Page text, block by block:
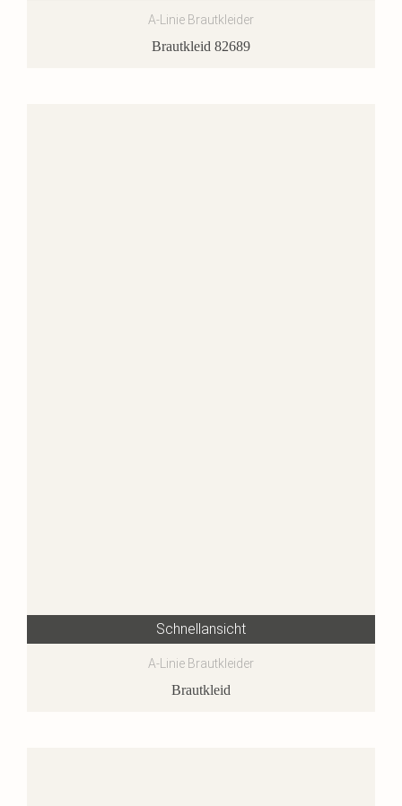
A-Linie Brautkleider
Brautkleid 82689
Schnellansicht
A-Linie Brautkleider
Brautkleid